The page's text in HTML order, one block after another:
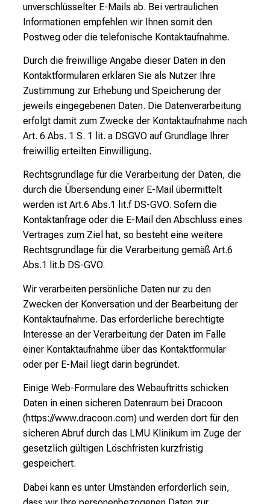
unverschlüsselter E-Mails ab. Bei vertraulichen
Informationen empfehlen wir Ihnen somit den
Postweg oder die telefonische Kontaktaufnahme.
Durch die freiwillige Angabe dieser Daten in den
Kontaktformularen erklären Sie als Nutzer Ihre
Zustimmung zur Erhebung und Speicherung der
jeweils eingegebenen Daten. Die Datenverarbeitung
erfolgt damit zum Zwecke der Kontaktaufnahme nach
Art. 6 Abs. 1 S. 1 lit. a DSGVO auf Grundlage Ihrer
freiwillig erteilten Einwilligung.
Rechtsgrundlage für die Verarbeitung der Daten, die
durch die Übersendung einer E-Mail übermittelt
werden ist Art.6 Abs.1 lit.f DS-GVO. Sofern die
Kontaktanfrage oder die E-Mail den Abschluss eines
Vertrages zum Ziel hat, so besteht eine weitere
Rechtsgrundlage für die Verarbeitung gemäß Art.6
Abs.1 lit.b DS-GVO.
Wir verarbeiten persönliche Daten nur zu den
Zwecken der Konversation und der Bearbeitung der
Kontaktaufnahme. Das erforderliche berechtigte
Interesse an der Verarbeitung der Daten im Falle
einer Kontaktaufnahme über das Kontaktformular
oder per E-Mail liegt darin begründet.
Einige Web-Formulare des Webauftritts schicken
Daten in einen sicheren Datenraum bei Dracoon
(https://www.dracoon.com) und werden dort für den
sicheren Abruf durch das LMU Klinikum im Zuge der
gesetzlich gültigen Löschfristen kurzfristig
gespeichert.
Dabei kann es unter Umständen erforderlich sein,